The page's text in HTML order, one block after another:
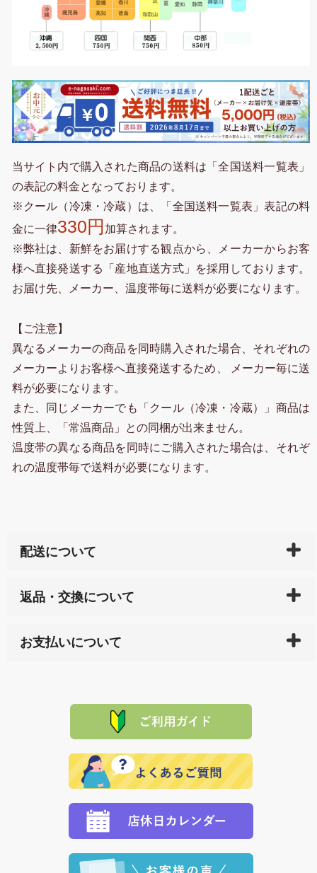
当サイト内で購入された商品の送料は「全国送料一覧表」
の表記の料金となっております。
※クール（冷凍・冷蔵）は、「全国送料一覧表」表記の料
金に一律330円 加算されます。
※弊社は、新鮮をお届けする観点から、メーカーからお客
様へ直接発送する「産地直送方式」を採用しております。
お届け先、メーカー、温度帯毎に送料が必要になります。
【ご注意】
異なるメーカーの商品を同時購入された場合、それぞれの
メーカーよりお客様へ直接発送するため、 メーカー毎に送
料が必要になります。
また、同じメーカーでも「クール（冷凍・冷蔵）」商品は
性質上、「常温商品」との同梱が出来ません。
温度帯の異なる商品を同時にご購入された場合は、それぞ
れの温度帯毎で送料が必要になります。
配送について
天ペイ」の方はご注文受付後）、 長崎県下全域に点在
サイト内で購入された商品の送料は、こちらの
全国送
れの生産メーカーからお客様の元へ直送いたしますの
で、 それぞれ個別に送料が必要になります。
返品・交換について
または配送途中の 事故などで不都合が生じている場合
品代金を返金いたします。）
その際は誠に申し訳ありませんが、当協会までご注文
願いいたします。
お支払いについて
た場合、お客様からの ご入金を確認した後で、商品を
定された場合は、準備出来次第の便にてお送りいたし
ます。 （到着日指定をされている場合は、ご指定の日
程に合わせてお届けいたします。）